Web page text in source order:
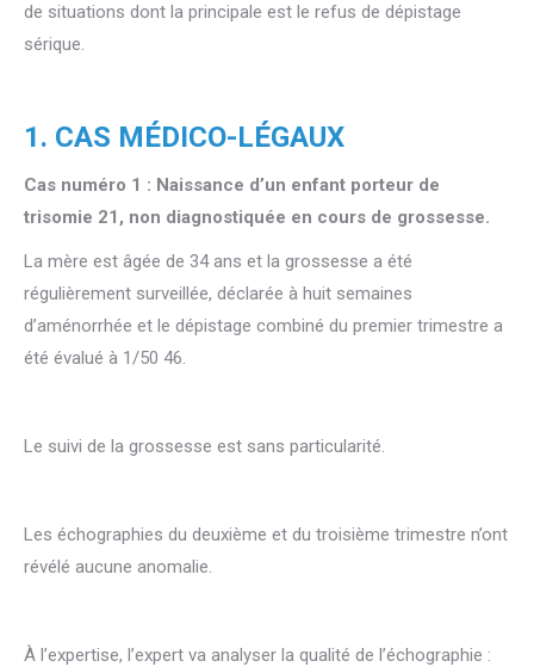
de situations dont la principale est le refus de dépistage
sérique.
1. CAS MÉDICO-LÉGAUX
Cas numéro 1 : Naissance d’un enfant porteur de
trisomie 21, non diagnostiquée en cours de grossesse.
La mère est âgée de 34 ans et la grossesse a été
régulièrement surveillée, déclarée à huit semaines
d’aménorrhée et le dépistage combiné du premier trimestre a
été évalué à 1/50 46.
Le suivi de la grossesse est sans particularité.
Les échographies du deuxième et du troisième trimestre n’ont
révélé aucune anomalie.
À l’expertise, l’expert va analyser la qualité de l’échographie :